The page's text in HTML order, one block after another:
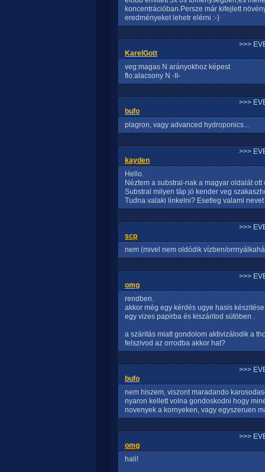
koncentrációban.Persze már kifejlett
eredményeket lehetr elérni :-)
>>>
KarelGott
veg:magas N arányokhoz képest
flo:alacsony N -II-
>>>
bufo
plagron, vagy advanced hydroponics...
>>>
kayden
Hello.
Néztem a substral-nak a magyar oldalát
Substral milyen táp jó kender veg
Tudna valaki linkelni? Esetleg valami
>>>
scp
nem (mivel nem oldódik vízben/
>>>
omg
rendben.
akkor még egy kérdés ugye hasis
egy vizes papirba és kiszáritod sütöben .
a száritás miatt gondolom aktivizálodik a
felszivod az orrodba akkor hat?
>>>
bufo
nem hiszem, viszont maradando
nyaron kellett volna gondoskodni hogy
novenyek a kornyeken, vagy egyszeruen
>>>
omg
hali!